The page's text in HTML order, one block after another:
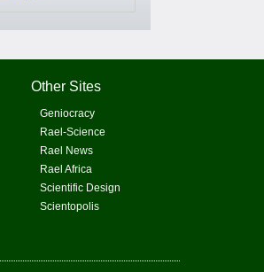
Other Sites
Geniocracy
Rael-Science
Rael News
Rael Africa
Scientific Design
Scientopolis